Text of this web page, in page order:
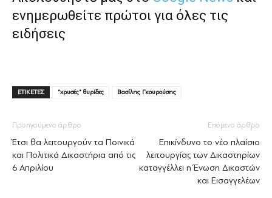
ενημερωθείτε πρώτοι για όλες τις
ειδήσεις
ΕΤΙΚΕΤΕΣ "χρυσές" θυρίδες Βασίλης Γκουρούσης
Προηγούμενο άρθρο
Έτσι θα λειτουργούν τα Ποινικά
και Πολιτικά Δικαστήρια από τις
6 Απριλίου
Επόμενο άρθρο
Επικίνδυνο το νέο πλαίσιο
λειτουργίας των Δικαστηρίων
καταγγέλλει η Ένωση Δικαστών
και Εισαγγελέων